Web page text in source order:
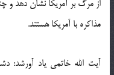
از مرگ بر آمریکا نشان دهد و
مذاکره با آمریکا هستند.
آیت الله خاتمی یاد آورشد: